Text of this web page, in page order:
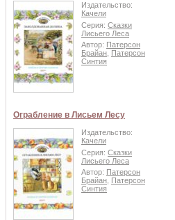
Издательство:
Качели
Серия: Сказки
Лисьего Леса
Автор: Патерсон
Брайан
Патерсон
Синтия
Ограбление в Лисьем Лесу
Издательство:
Качели
Серия: Сказки
Лисьего Леса
Автор: Патерсон
Брайан
Патерсон
Синтия